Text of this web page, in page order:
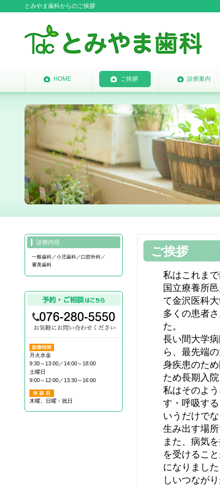
とみやま歯科からのご挨拶
HOME ご挨拶 診療案内
ご挨拶
私はこれま
国立療養所
て金沢医科
多くの患者
た。
長い間大学
ら、最先端
身疾患のた
ため長期入
私はそのよ
す・呼吸す
いうだけで
生み出す場
また、病気
を受けるこ
になりまし
しいつなが
診療内容
一般歯科／小児歯科／口腔外科／
審美歯科
月火水金
9:30～13:00／14:00～18:00
土曜日
9:00～12:00／13:30～16:00
木曜、日曜・祝日